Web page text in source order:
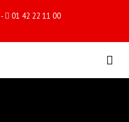
- 01 42 22 11 00